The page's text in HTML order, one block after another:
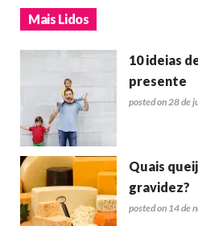
Mais Lidos
10 ideias
presente
posted on 28 de
Quais
gravidez?
posted on 14 de